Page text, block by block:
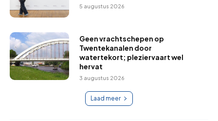
5 augustus 2026
Geen vrachtschepen op
Twentekanalen door
watertekort; pleziervaart wel
hervat
3 augustus 2026
Laad meer